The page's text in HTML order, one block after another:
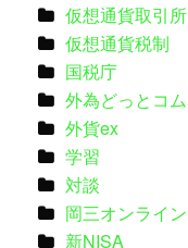
仮想通貨取引所
仮想通貨税制
国税庁
外為どっとコム
外貨ex
学習
対談
岡三オンライン
新NISA